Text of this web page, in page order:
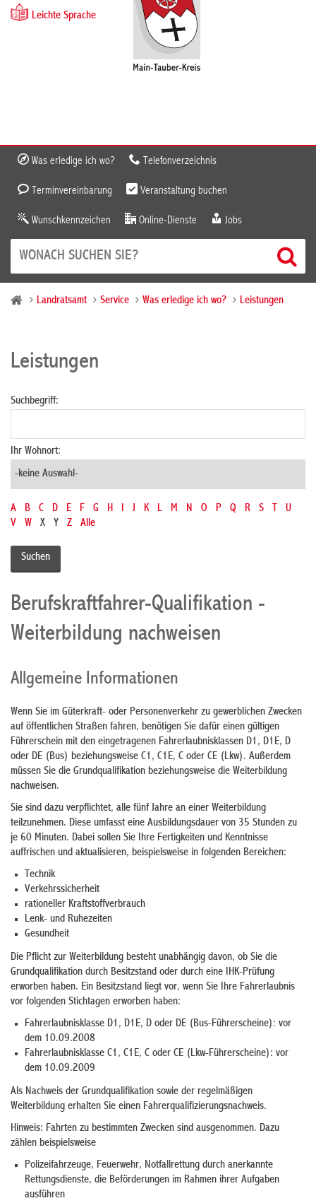
Leichte Sprache
Was erledige ich wo? Telefonverzeichnis
Terminvereinbarung Veranstaltung buchen
Wunschkennzeichen Online-Dienste Jobs
Landratsamt Service Was erledige ich wo? Leistungen
Leistungen
Suchbegriff:
Ihr Wohnort:
A B C D E F G H I J K L M N O P Q R S T
U
V
W X Y Z Alle
Berufskraftfahrer-Qualifikation -
Weiterbildung nachweisen
Allgemeine Informationen
Wenn Sie im Güterkraft- oder Personenverkehr zu gewerblichen Zwecken
auf öffentlichen Straßen fahren, benötigen Sie dafür einen gültigen
Führerschein mit den eingetragenen Fahrerlaubnisklassen D1, D1E, D
oder DE (Bus) beziehungsweise C1, C1E, C oder CE (Lkw). Außerdem
müssen Sie die Grundqualifikation beziehungsweise die Weiterbildung
nachweisen.
Sie sind dazu verpflichtet, alle fünf Jahre an einer Weiterbildung
teilzunehmen. Diese umfasst eine Ausbildungsdauer von 35 Stunden zu
je 60 Minuten. Dabei sollen Sie Ihre Fertigkeiten und Kenntnisse
auffrischen und aktualisieren, beispielsweise in folgenden Bereichen:
Technik
Verkehrssicherheit
rationeller Kraftstoffverbrauch
Lenk- und Ruhezeiten
Gesundheit
Die Pflicht zur Weiterbildung besteht unabhängig davon, ob Sie die
Grundqualifikation durch Besitzstand oder durch eine IHK-Prüfung
erworben haben. Ein Besitzstand liegt vor, wenn Sie Ihre Fahrerlaubnis
vor folgenden Stichtagen erworben haben:
Fahrerlaubnisklasse D1, D1E, D oder DE (Bus-Führerscheine): vor
dem 10.09.2008
Fahrerlaubnisklasse C1, C1E, C oder CE (Lkw-Führerscheine): vor
dem 10.09.2009
Als Nachweis der Grundqualifikation sowie der regelmäßigen
Weiterbildung erhalten Sie einen Fahrerqualifizierungsnachweis.
Hinweis: Fahrten zu bestimmten Zwecken sind ausgenommen. Dazu
zählen beispielsweise
Polizeifahrzeuge, Feuerwehr, Notfallrettung durch anerkannte
Rettungsdienste, die Beförderungen im Rahmen ihrer Aufgaben
ausführen